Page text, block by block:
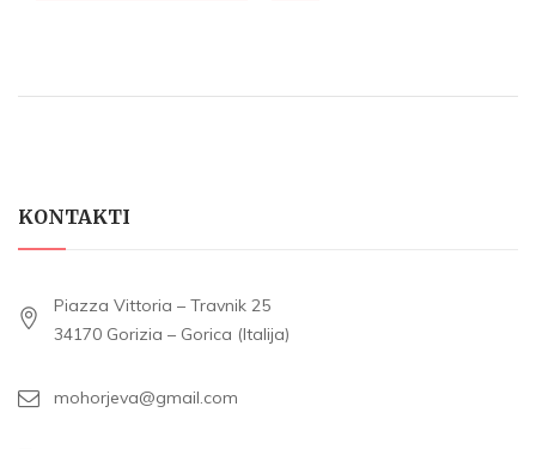
KONTAKTI
Piazza Vittoria – Travnik 25
34170 Gorizia – Gorica (Italija)
mohorjeva@gmail.com